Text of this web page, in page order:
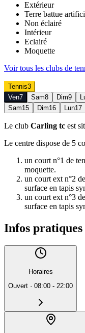
Extérieur
Terre battue
Non éclairé
Intérieur
Eclairé
Moquette
Voir tous les clubs de
Tennis3
Ven7 Sam8 Dim9
Sam15 Dim16 Lun17
Le club Carling tc est
Le centre dispose de 5
un court n°1 de
moquette.
un court ext n°2
surface en tapis
un court ext n°3
surface en tapis
Infos pratiques
Horaires
Ouvert · 08:00 - 22:00